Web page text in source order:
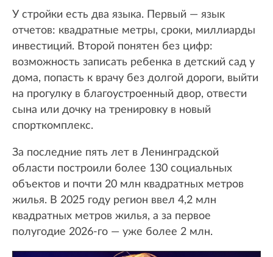
У стройки есть два языка. Первый — язык
отчетов: квадратные метры, сроки, миллиарды
инвестиций. Второй понятен без цифр:
возможность записать ребенка в детский сад у
дома, попасть к врачу без долгой дороги, выйти
на прогулку в благоустроенный двор, отвести
сына или дочку на тренировку в новый
спорткомплекс.
За последние пять лет в Ленинградской
области построили более 130 социальных
объектов и почти 20 млн квадратных метров
жилья. В 2025 году регион ввел 4,2 млн
квадратных метров жилья, а за первое
полугодие 2026-го — уже более 2 млн.